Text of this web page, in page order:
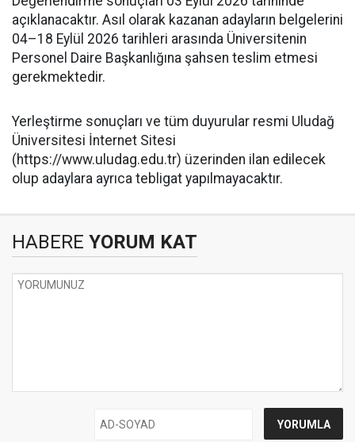
açıklanacaktır. Asıl olarak kazanan adayların belgelerini
04–18 Eylül 2026 tarihleri arasında Üniversitenin
Personel Daire Başkanlığına şahsen teslim etmesi
gerekmektedir.
​Yerleştirme sonuçları ve tüm duyurular resmi Uludağ
Üniversitesi İnternet Sitesi
(https://www.uludag.edu.tr) üzerinden ilan edilecek
olup adaylara ayrıca tebligat yapılmayacaktır.
HABERE YORUM KAT